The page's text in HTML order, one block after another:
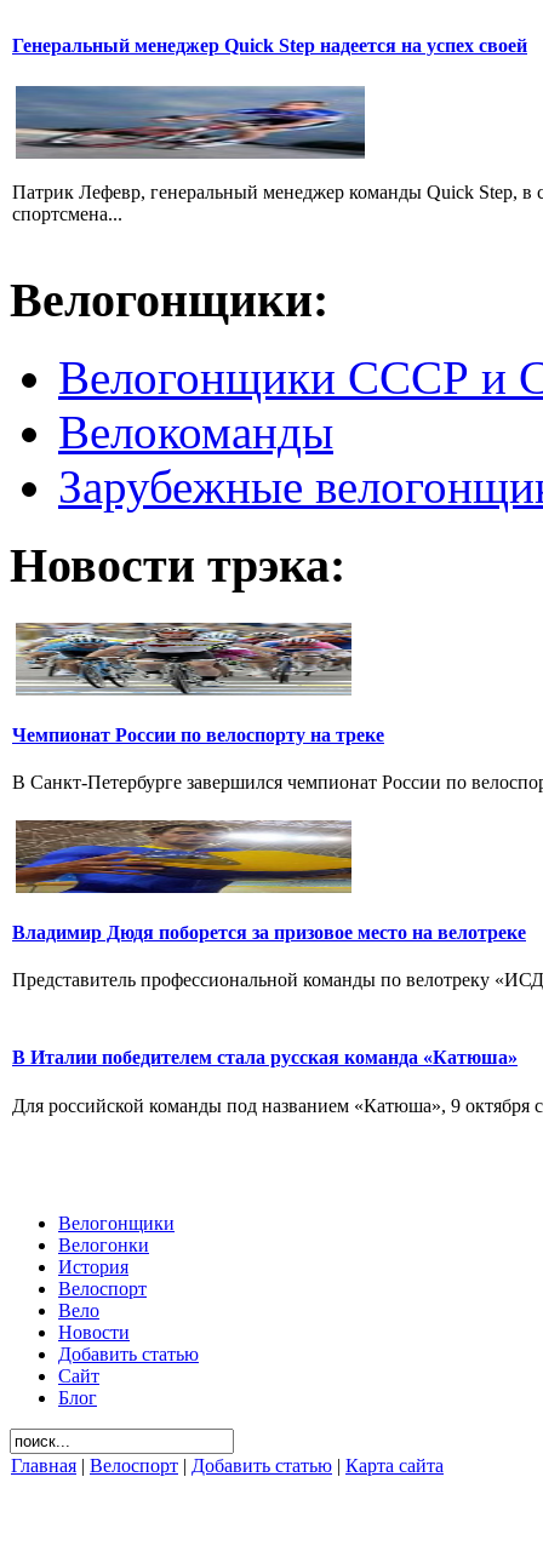
Генеральный менеджер Quick Step надеется на успех своей
Патрик Лефевр, генеральный менеджер команды Quick Step, в
спортсмена...
Велогонщики:
Велогонщики СССР и
Велокоманды
Зарубежные
Новости трэка:
Чемпионат России по велоспорту на треке
В Санкт-Петербурге завершился чемпионат России по
Владимир Дюдя поборется за призовое место на велотреке
Представитель профессиональной команды по велотреку
В Италии победителем стала русская команда «Катюша»
Для российской команды под названием «Катюша», 9 октября
Велогонщики
Велогонки
История
Велоспорт
Вело
Новости
Добавить статью
Сайт
Блог
Главная | Велоспорт | Добавить статью | Карта сайта